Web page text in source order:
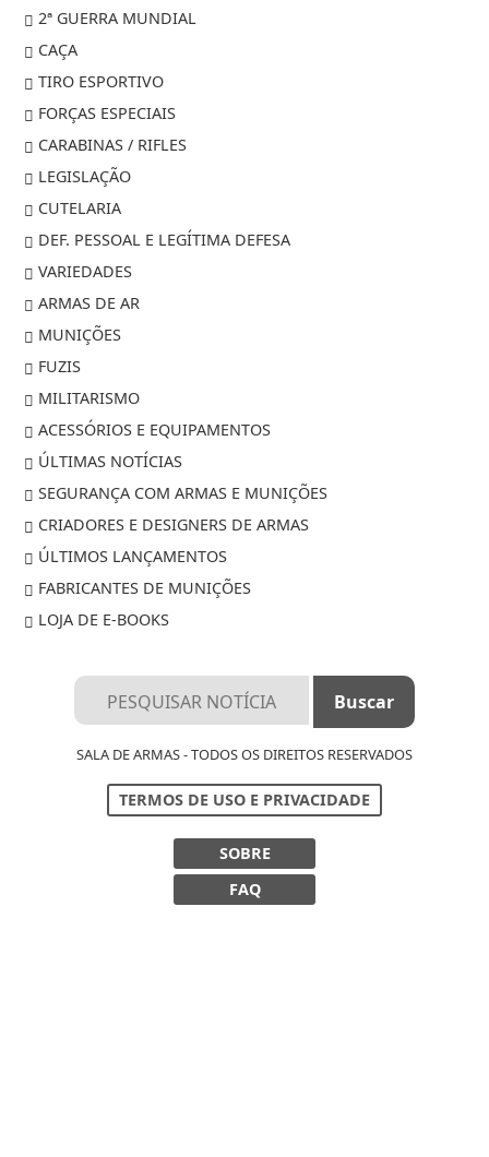
2ª GUERRA MUNDIAL
CAÇA
TIRO ESPORTIVO
FORÇAS ESPECIAIS
CARABINAS / RIFLES
LEGISLAÇÃO
CUTELARIA
DEF. PESSOAL E LEGÍTIMA DEFESA
VARIEDADES
ARMAS DE AR
MUNIÇÕES
FUZIS
MILITARISMO
ACESSÓRIOS E EQUIPAMENTOS
ÚLTIMAS NOTÍCIAS
SEGURANÇA COM ARMAS E MUNIÇÕES
CRIADORES E DESIGNERS DE ARMAS
ÚLTIMOS LANÇAMENTOS
FABRICANTES DE MUNIÇÕES
LOJA DE E-BOOKS
SALA DE ARMAS - TODOS OS DIREITOS RESERVADOS
TERMOS DE USO E PRIVACIDADE
SOBRE
FAQ